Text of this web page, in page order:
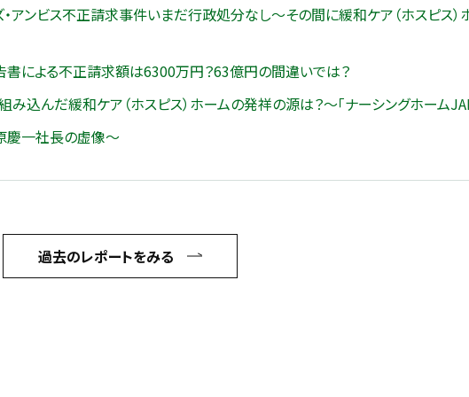
ンビス不正請求事件いまだ行政処分なし～その間に緩和ケア（ホスピス）
による不正請求額は6300万円？63億円の間違いでは？
んだ緩和ケア（ホスピス）ホームの発祥の源は？～「ナーシングホーム
慶一社長の虚像～
過去のレポートをみる